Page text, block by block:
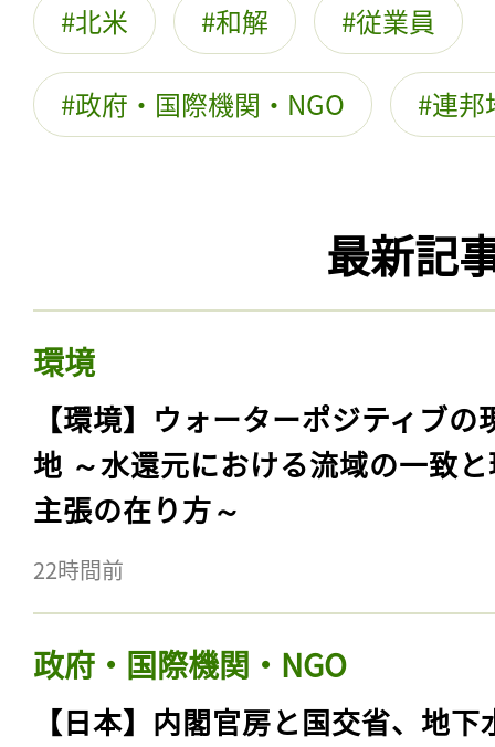
北米 和解 従業員
政府・国際機関・NGO 連邦
最新記
環境
【環境】ウォーターポジティブの
地 ～水還元における流域の一致
主張の在り方～
22時間前
政府・国際機関・NGO
【日本】内閣官房と国交省、地下